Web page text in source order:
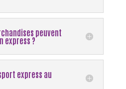
peuvent
express ?
express au